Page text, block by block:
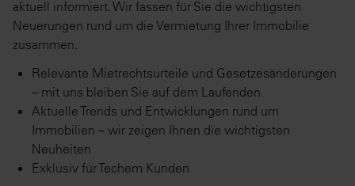
aktuell informiert. Wir fassen für Sie die wichtigsten
Neuerungen rund um die Vermietung Ihrer Immobilie
zusammen.
Relevante Mietrechtsurteile und Gesetzesänderungen
– mit uns bleiben Sie auf dem Laufenden
Aktuelle Trends und Entwicklungen rund um
Immobilien – wir zeigen Ihnen die wichtigsten
Neuheiten
Exklusiv für Techem Kunden